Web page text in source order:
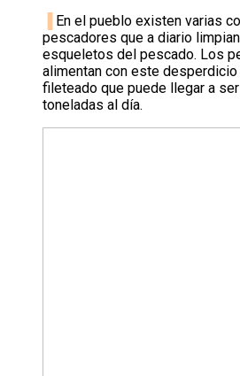
En el pueblo existen varias
pescadores que a diario
esqueletos del pescado. Los
alimentan con este
fileteado que puede llegar a
toneladas al día.